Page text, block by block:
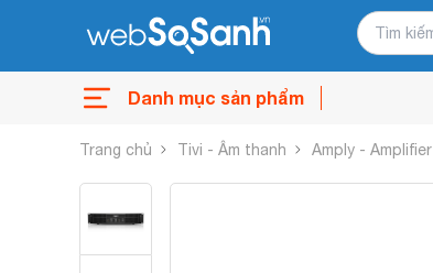
Danh mục sản phẩm
Trang chủ Tivi - Âm thanh Amply - Amplifier